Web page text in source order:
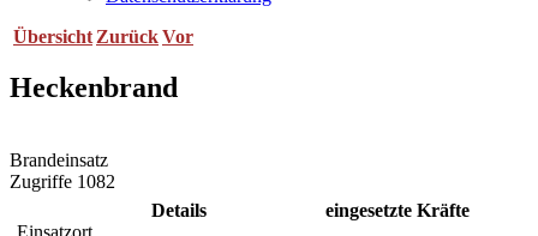
Übersicht ZurückVor
Heckenbrand
Brandeinsatz
Zugriffe 1082
Einsatzort
Details eingesetzte Kräfte